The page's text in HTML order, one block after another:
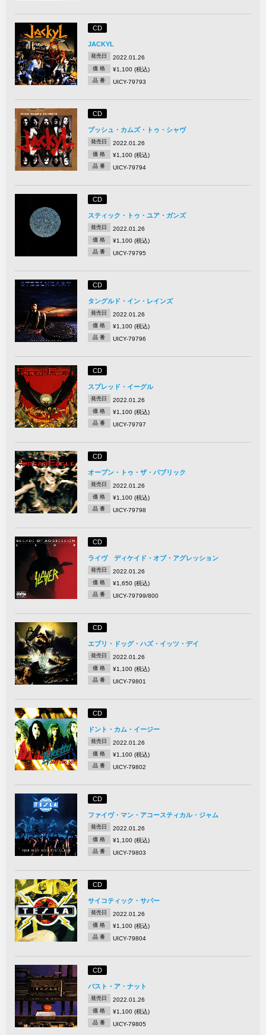
CD
JACKYL
発売日 2022.01.26
価 格 ¥1,100 (税込)
品 番 UICY-79793
CD
プッシュ・カムズ・トゥ・シャヴ
発売日 2022.01.26
価 格 ¥1,100 (税込)
品 番 UICY-79794
CD
スティック・トゥ・ユア・ガンズ
発売日 2022.01.26
価 格 ¥1,100 (税込)
品 番 UICY-79795
CD
タングルド・イン・レインズ
発売日 2022.01.26
価 格 ¥1,100 (税込)
品 番 UICY-79796
CD
スプレッド・イーグル
発売日 2022.01.26
価 格 ¥1,100 (税込)
品 番 UICY-79797
CD
オープン・トゥ・ザ・パブリック
発売日 2022.01.26
価 格 ¥1,100 (税込)
品 番 UICY-79798
CD
ライヴ ディケイド・オブ・アグレッション
発売日 2022.01.26
価 格 ¥1,650 (税込)
品 番 UICY-79799/800
CD
エブリ・ドッグ・ハズ・イッツ・デイ
発売日 2022.01.26
価 格 ¥1,100 (税込)
品 番 UICY-79801
CD
ドント・カム・イージー
発売日 2022.01.26
価 格 ¥1,100 (税込)
品 番 UICY-79802
CD
ファイヴ・マン・アコースティカル・ジャム
発売日 2022.01.26
価 格 ¥1,100 (税込)
品 番 UICY-79803
CD
サイコティック・サパー
発売日 2022.01.26
価 格 ¥1,100 (税込)
品 番 UICY-79804
CD
バスト・ア・ナット
発売日 2022.01.26
価 格 ¥1,100 (税込)
品 番 UICY-79805